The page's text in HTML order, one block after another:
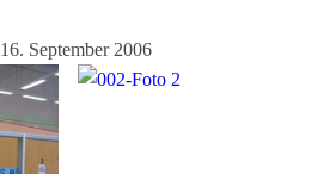
16. September 2006